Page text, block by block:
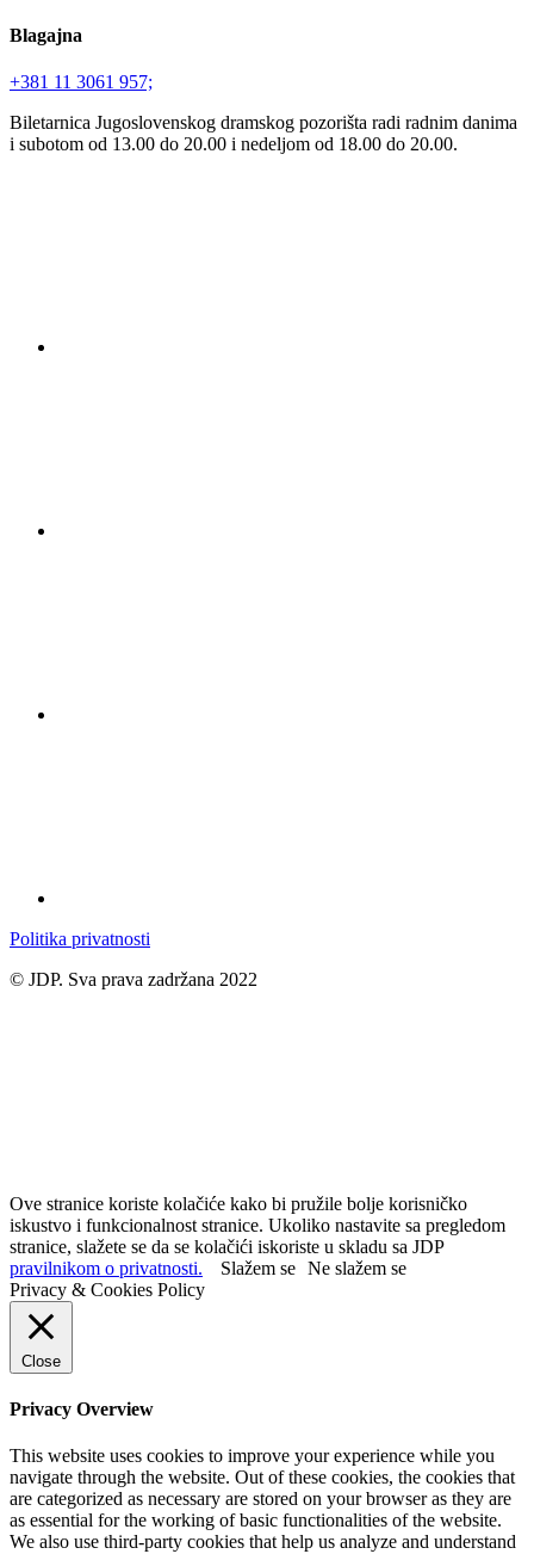
Blagajna
+381 11 3061 957;
Biletarnica Jugoslovenskog dramskog pozorišta radi radnim danima
i subotom od 13.00 do 20.00 i nedeljom od 18.00 do 20.00.
Politika privatnosti
© JDP. Sva prava zadržana 2022
Ove stranice koriste kolačiće kako bi pružile bolje korisničko
iskustvo i funkcionalnost stranice. Ukoliko nastavite sa pregledom
stranice, slažete se da se kolačići iskoriste u skladu sa JDP
pravilnikom o privatnosti.
Slažem se Ne slažem se
Privacy & Cookies Policy
Close
Privacy Overview
This website uses cookies to improve your experience while you
navigate through the website. Out of these cookies, the cookies that
are categorized as necessary are stored on your browser as they are
as essential for the working of basic functionalities of the website.
We also use third-party cookies that help us analyze and understand